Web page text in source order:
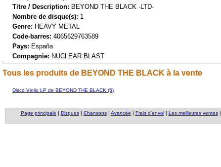
Titre / Description: BEYOND THE BLACK -LTD-
Nombre de disque(s): 1
Genre: HEAVY METAL
Code-barres: 4065629763589
Pays: España
Compagnie: NUCLEAR BLAST
Tous les produits de BEYOND THE BLACK à la vente
Disco Vinilo LP de BEYOND THE BLACK (5)
Page principale | Disques| Chansons| Avancée | Frais d'envoi| Les meilleures ventes|